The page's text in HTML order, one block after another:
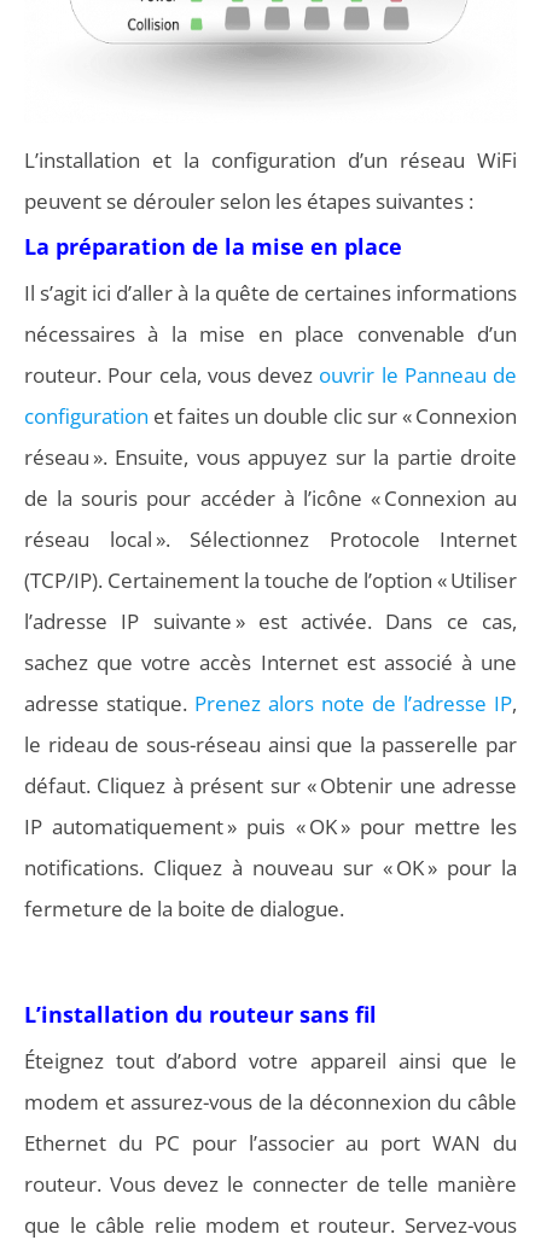
L’installation et la configuration d’un réseau WiFi
peuvent se dérouler selon les étapes suivantes :
La préparation de la mise en place
Il s’agit ici d’aller à la quête de certaines informations
nécessaires à la mise en place convenable d’un
routeur. Pour cela, vous devez ouvrir le Panneau de
configuration et faites un double clic sur « Connexion
réseau ». Ensuite, vous appuyez sur la partie droite
de la souris pour accéder à l’icône « Connexion au
réseau local ». Sélectionnez Protocole Internet
(TCP/IP). Certainement la touche de l’option « Utiliser
l’adresse IP suivante » est activée. Dans ce cas,
sachez que votre accès Internet est associé à une
adresse statique. Prenez alors note de l’adresse IP,
le rideau de sous-réseau ainsi que la passerelle par
défaut. Cliquez à présent sur « Obtenir une adresse
IP automatiquement » puis « OK » pour mettre les
notifications. Cliquez à nouveau sur « OK » pour la
fermeture de la boite de dialogue.
L’installation du routeur sans fil
Éteignez tout d’abord votre appareil ainsi que le
modem et assurez-vous de la déconnexion du câble
Ethernet du PC pour l’associer au port WAN du
routeur. Vous devez le connecter de telle manière
que le câble relie modem et routeur. Servez-vous